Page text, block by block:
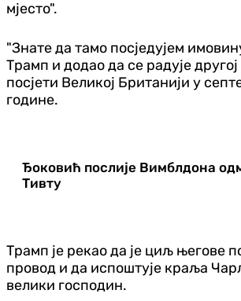
мјесто".
"Знате да тамо посједујем
Трамп и додао да се радује
посјети Великој Британији у
године.
Ђоковић послије Вимблдона
Тивту
Трамп је рекао да је циљ његове
провод и да испоштује краља
велики господин.